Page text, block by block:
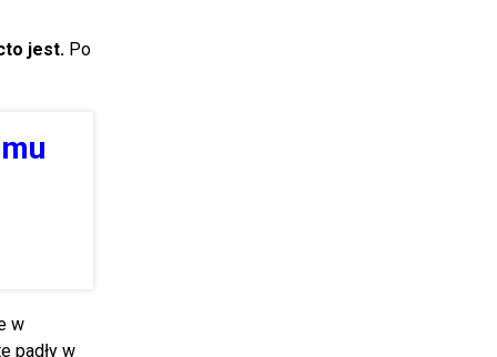
jest. Po
w
padły w